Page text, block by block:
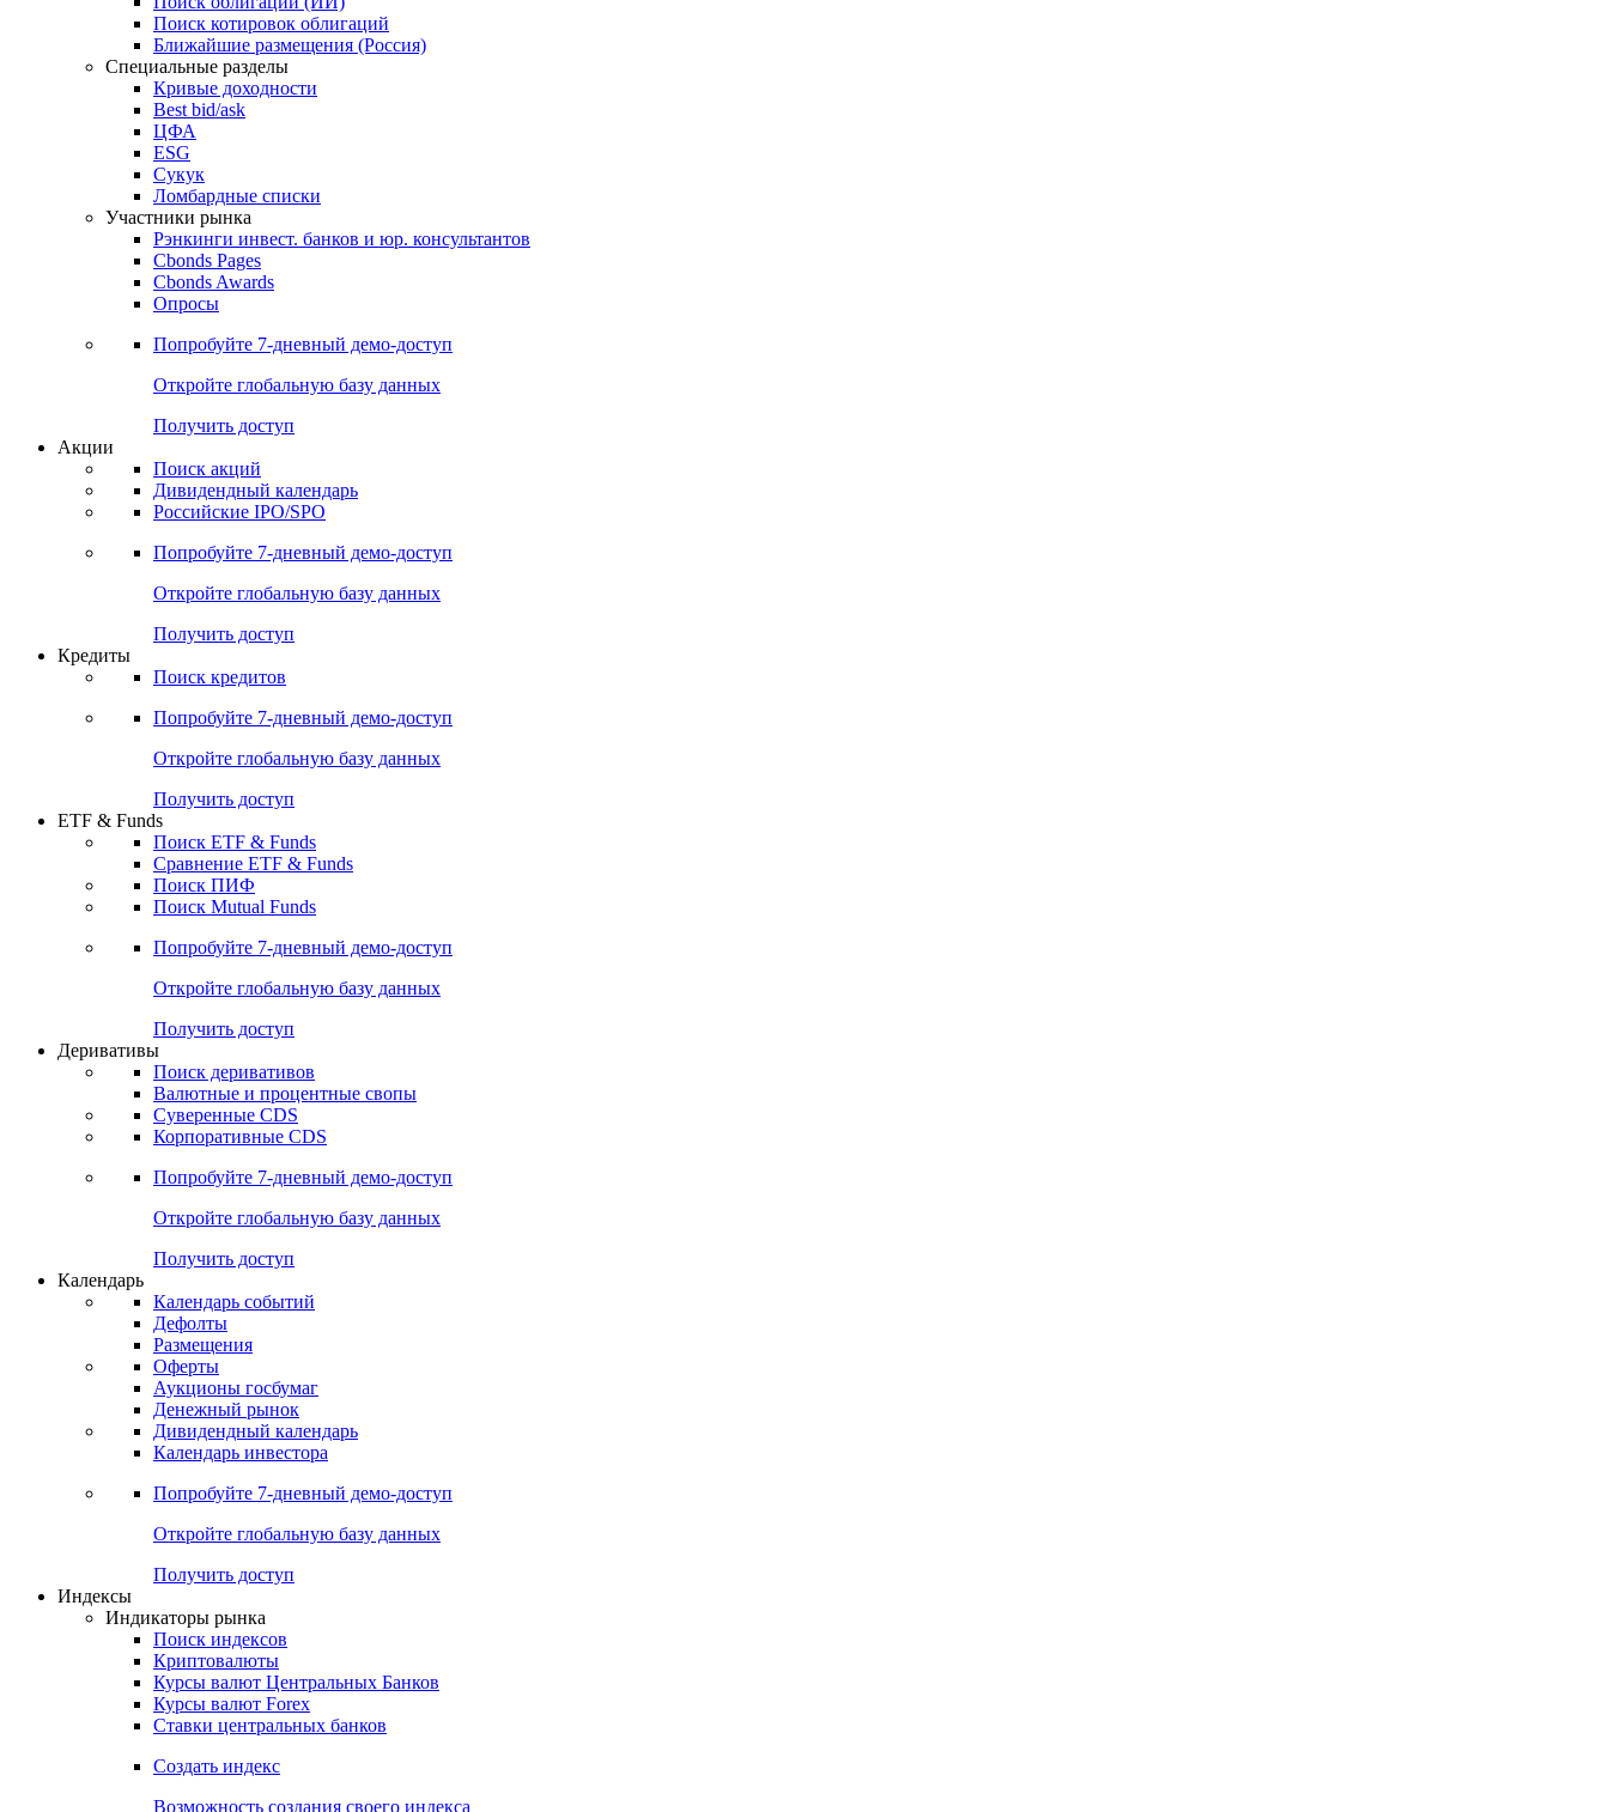
Облигации
Поиски
Поиск облигаций & Карты рынка
Поиск облигаций (ИИ)
Поиск котировок облигаций
Ближайшие размещения (Россия)
Специальные разделы
Кривые доходности
Best bid/ask
ЦФА
ESG
Сукук
Ломбардные списки
Участники рынка
Рэнкинги инвест. банков и юр. консультантов
Cbonds Pages
Cbonds Awards
Опросы
Попробуйте7-дневный
Откройте глобальную базу данных
Получить доступ
Акции
Поиск акций
Дивидендный календарь
Российские IPO/SPO
Попробуйте7-дневный
Откройте глобальную базу данных
Получить доступ
Кредиты
Поиск кредитов
Попробуйте7-дневный
Откройте глобальную базу данных
Получить доступ
ETF & Funds
Поиск ETF & Funds
Сравнение ETF & Funds
Поиск ПИФ
Поиск Mutual Funds
Попробуйте7-дневный
Откройте глобальную базу данных
Получить доступ
Деривативы
Поиск деривативов
Валютные и процентные свопы
Суверенные CDS
Корпоративные CDS
Попробуйте7-дневный
Откройте глобальную базу данных
Получить доступ
Календарь
Календарь событий
Дефолты
Размещения
Оферты
Аукционы госбумаг
Денежный рынок
Дивидендный календарь
Календарь инвестора
Попробуйте7-дневный
Получить доступ
Индикаторы рынка
Поиск индексов
Криптовалюты
Курсы валют Центральных Банков
Курсы валют Forex
Ставки центральных банков